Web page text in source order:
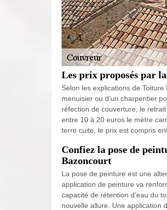
Les prix proposés par
Selon les explications de
menuisier ou d’un charpentier
réfection de couverture, le
entre 10 à 20 euros le mètre
terre cuite, le prix est compris
Confiez la pose de
Bazoncourt
La pose de peinture est une
application de peinture va
capacité de rétention d’eau du
nouvelle allure. Une application